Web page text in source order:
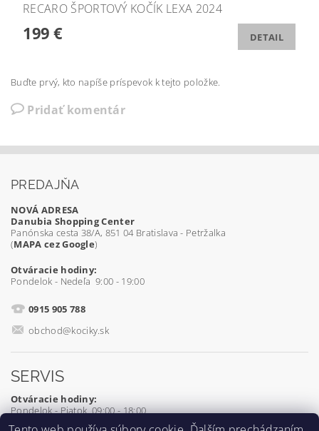
RECARO ŠPORTOVÝ KOČÍK LEXA 2024
199 € DETAIL
Buďte prvý, kto napíše príspevok k tejto položke.
Pridať komentár
PREDAJŇA
NOVÁ ADRESA
Danubia Shopping Center
Panónska cesta 38/A, 851 04 Bratislava - Petržalka
(MAPA cez Google)
Otváracie hodiny:
Pondelok - Nedeľa 9:00 - 19:00
0915 905 788
obchod@kociky.sk
SERVIS
Otváracie hodiny:
Pondelok - Piatok 09:00 - 18:00